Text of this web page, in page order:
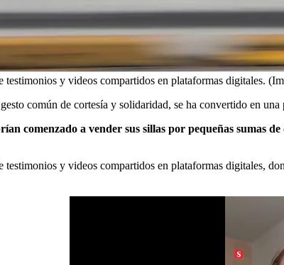
testimonios y videos compartidos en plataformas digitales.
común de cortesía y solidaridad, se ha convertido en
comenzado a vender sus sillas por pequeñas sumas
y videos compartidos en plataformas digitales,